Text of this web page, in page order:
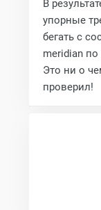
В
упорные
бегать с
meridian
Это ни о
проверил!